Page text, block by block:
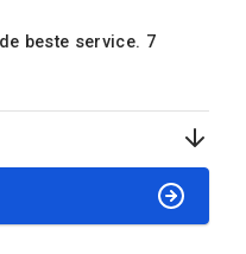
beste service. 7